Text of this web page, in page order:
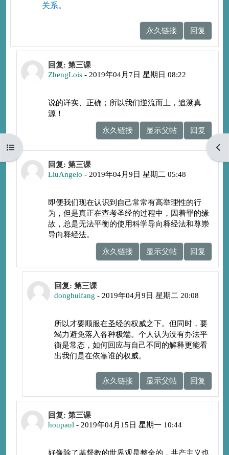
打开课程索引 打
关系。
永久链接 回复
回复donghuifang
回复: 第三课
ZhengLois - 2019年04月7日 星期日 08:22
说的详实、正确；所以我们逆流而上，追溯真
源！
永久链接
显示父帖 回复
回复donghuifang
回复: 第三课
LiuAngelo - 2019年04月9日 星期二 05:48
即便我们现在认识到自己常常有高举理性的行
为，但是真正在查考圣经的过程中，因着罪的缘
故，总是无法平衡的使用科学导向释经法和尊崇
导向释经法。
永久链接
显示父帖 回复
回复LiuAngelo
回复: 第三课
donghuifang - 2019年04月9日 星期二 20:08
所以才要顺服在圣经的权威之下。但同时，要
竭力避免落入各种极端。个人认为没有办法平
衡是常态，如何回应与自己不同的解释更能看
出我们是在依靠谁的权威。
永久链接 显示父帖 回复
回复donghuifang
回复: 第三课
houpaul - 2019年04月15日 星期一 10:44
好像除了基督教的世界观是整全的，共产主义也